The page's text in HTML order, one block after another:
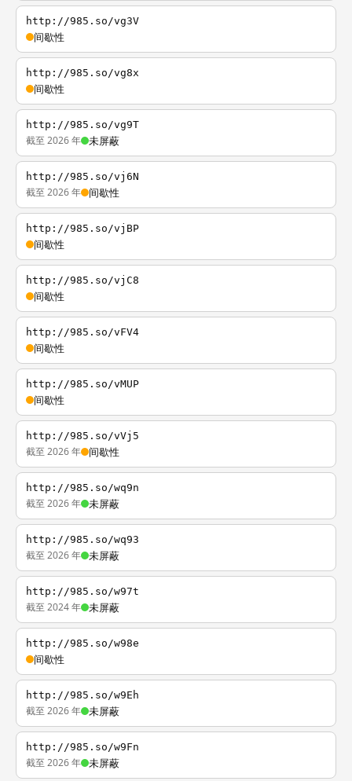
http://985.so/vg3V
间歇性
http://985.so/vg8x
间歇性
http://985.so/vg9T
截至 2026 年 未屏蔽
http://985.so/vj6N
截至 2026 年 间歇性
http://985.so/vjBP
间歇性
http://985.so/vjC8
间歇性
http://985.so/vFV4
间歇性
http://985.so/vMUP
间歇性
http://985.so/vVj5
截至 2026 年 间歇性
http://985.so/wq9n
截至 2026 年 未屏蔽
http://985.so/wq93
截至 2026 年 未屏蔽
http://985.so/w97t
截至 2024 年 未屏蔽
http://985.so/w98e
间歇性
http://985.so/w9Eh
截至 2026 年 未屏蔽
http://985.so/w9Fn
截至 2026 年 未屏蔽